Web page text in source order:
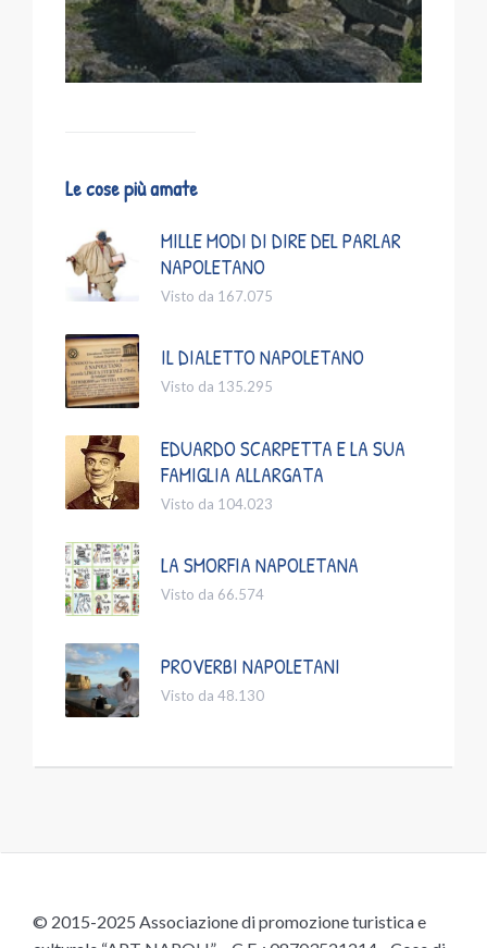
Le cose più amate
MILLE MODI DI DIRE DEL PARLAR
NAPOLETANO
Visto da 167.075
IL DIALETTO NAPOLETANO
Visto da 135.295
EDUARDO SCARPETTA E LA SUA
FAMIGLIA ALLARGATA
Visto da 104.023
LA SMORFIA NAPOLETANA
Visto da 66.574
PROVERBI NAPOLETANI
Visto da 48.130
© 2015-2025 Associazione di promozione turistica e